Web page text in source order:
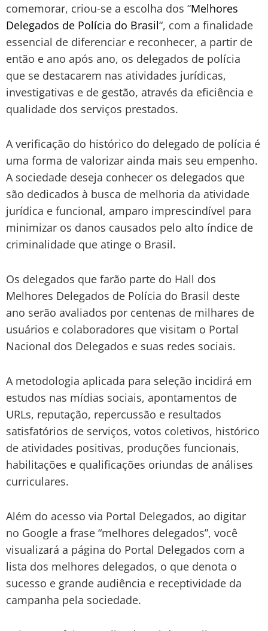
comemorar, criou-se a escolha dos “Melhores
Delegados de Polícia do Brasil“, com a finalidade
essencial de diferenciar e reconhecer, a partir de
então e ano após ano, os delegados de polícia
que se destacarem nas atividades jurídicas,
investigativas e de gestão, através da eficiência e
qualidade dos serviços prestados.
A verificação do histórico do delegado de polícia é
uma forma de valorizar ainda mais seu empenho.
A sociedade deseja conhecer os delegados que
são dedicados à busca de melhoria da atividade
jurídica e funcional, amparo imprescindível para
minimizar os danos causados pelo alto índice de
criminalidade que atinge o Brasil.
Os delegados que farão parte do Hall dos
Melhores Delegados de Polícia do Brasil deste
ano serão avaliados por centenas de milhares de
usuários e colaboradores que visitam o Portal
Nacional dos Delegados e suas redes sociais.
A metodologia aplicada para seleção incidirá em
estudos nas mídias sociais, apontamentos de
URLs, reputação, repercussão e resultados
satisfatórios de serviços, votos coletivos, histórico
de atividades positivas, produções funcionais,
habilitações e qualificações oriundas de análises
curriculares.
Além do acesso via Portal Delegados, ao digitar
no Google a frase “melhores delegados”, você
visualizará a página do Portal Delegados com a
lista dos melhores delegados, o que denota o
sucesso e grande audiência e receptividade da
campanha pela sociedade.